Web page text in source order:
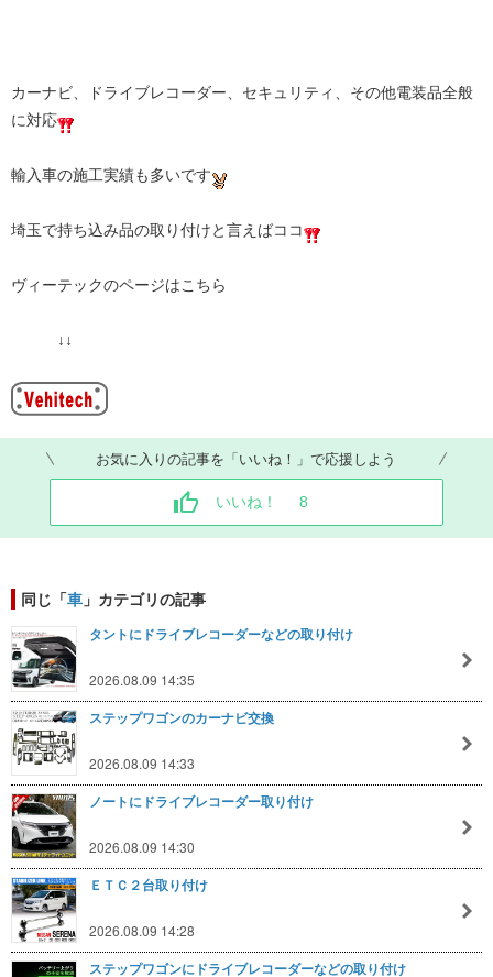
カーナビ、ドライブレコーダー、セキュリティ、その他電装品全般
に対応
輸入車の施工実績も多いです
埼玉で持ち込み品の取り付けと言えばココ
ヴィーテックのページはこちら
↓↓
お気に入りの記事を「いいね！」で応援しよう
いいね！ 8
同じ「車 」カテゴリの記事
タントにドライブレコーダーなどの取り付け
2026.08.09 14:35
ステップワゴンのカーナビ交換
2026.08.09 14:33
ノートにドライブレコーダー取り付け
2026.08.09 14:30
ＥＴＣ２台取り付け
2026.08.09 14:28
ステップワゴンにドライブレコーダーなどの取り付け